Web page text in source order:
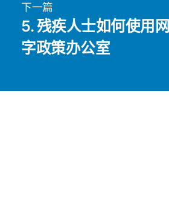
下一篇
5. 残疾人士如何使用
字政策办公室